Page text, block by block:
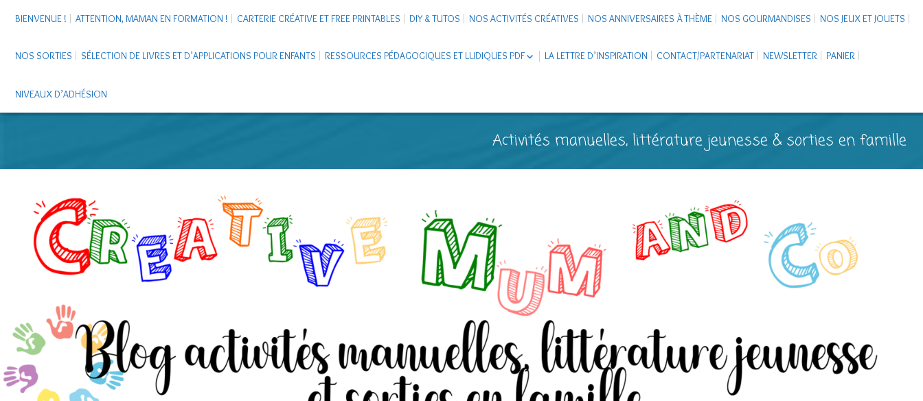
BIENVENUE ! ATTENTION, MAMAN EN FORMATION ! CARTERIE CRÉATIVE ET FREE PRINTABLES DIY & TUTOS NOS ACTIVITÉS CRÉATIVES NOS ANNIVERSAIRES À THÈME NOS GOURMANDISES NOS JEUX ET JOUETS
NOS SORTIES SÉLECTION DE LIVRES ET D’APPLICATIONS POUR ENFANTS RESSOURCES PÉDAGOGIQUES ET LUDIQUES PDF
CARNETS DE VOYAGE ENFANTS
LA LETTRE D’INSPIRATION CONTACT/PARTENARIAT NEWSLETTER PANIER
NIVEAUX D’ADHÉSION
Activités manuelles, littérature jeunesse & sorties en famille